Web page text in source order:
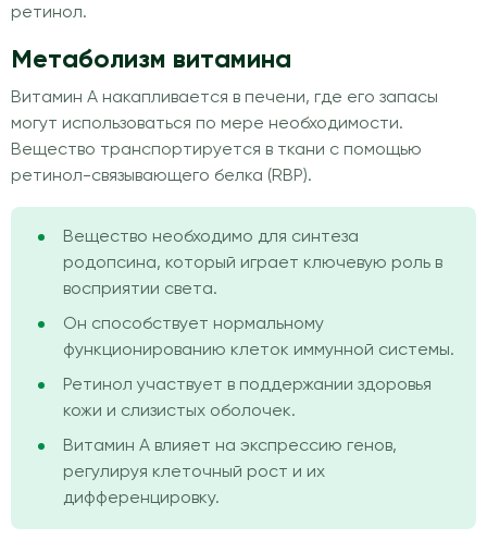
ретинол.
Метаболизм витамина
Витамин А накапливается в печени, где его запасы
могут использоваться по мере необходимости.
Вещество транспортируется в ткани с помощью
ретинол-связывающего белка (RBP).
Вещество необходимо для синтеза
родопсина, который играет ключевую роль в
восприятии света.
Он способствует нормальному
функционированию клеток иммунной системы.
Ретинол участвует в поддержании здоровья
кожи и слизистых оболочек.
Витамин А влияет на экспрессию генов,
регулируя клеточный рост и их
дифференцировку.